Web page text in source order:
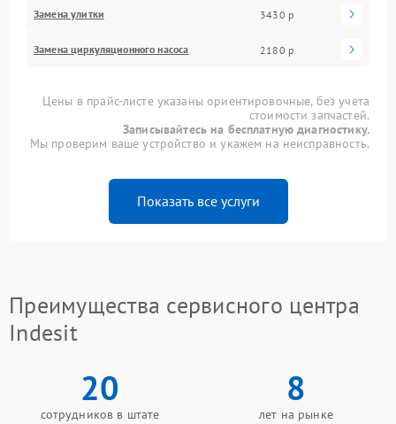
Замена улитки 3430 р
Замена циркуляционного насоса 2180 р
Цены в прайс-листе указаны ориентировочные, без учета
стоимости запчастей.
Записывайтесь на бесплатную диагностику.
Мы проверим ваше устройство и укажем на неисправность.
Показать все услуги
Преимущества сервисного центра
Indesit
20
сотрудников в штате
8
лет на рынке